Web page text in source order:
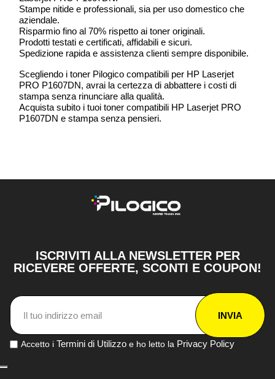
Stampe nitide e professionali, sia per uso domestico che
aziendale.
Risparmio fino al 70% rispetto ai toner originali.
Prodotti testati e certificati, affidabili e sicuri.
Spedizione rapida e assistenza clienti sempre disponibile.
Scegliendo i toner Pilogico compatibili per HP Laserjet
PRO P1607DN, avrai la certezza di abbattere i costi di
stampa senza rinunciare alla qualità.
Acquista subito i tuoi toner compatibili HP Laserjet PRO
P1607DN e stampa senza pensieri.
ISCRIVITI ALLA NEWSLETTER PER
RICEVERE OFFERTE, SCONTI E COUPON!
INVIA
Accetto i Termini di Utilizzo e ho letto la Privacy Policy